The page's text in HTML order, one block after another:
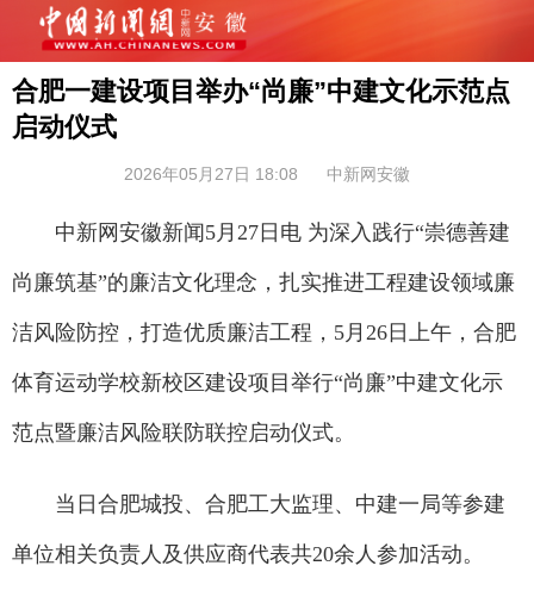
合肥一建设项目举办“尚廉”中建文化示范点
启动仪式
2026年05月27日 18:08 中新网安徽
中新网安徽新闻5月27日电 为深入践行“崇德善建
尚廉筑基”的廉洁文化理念，扎实推进工程建设领域廉
洁风险防控，打造优质廉洁工程，5月26日上午，合肥
体育运动学校新校区建设项目举行“尚廉”中建文化示
范点暨廉洁风险联防联控启动仪式。
当日合肥城投、合肥工大监理、中建一局等参建
单位相关负责人及供应商代表共20余人参加活动。